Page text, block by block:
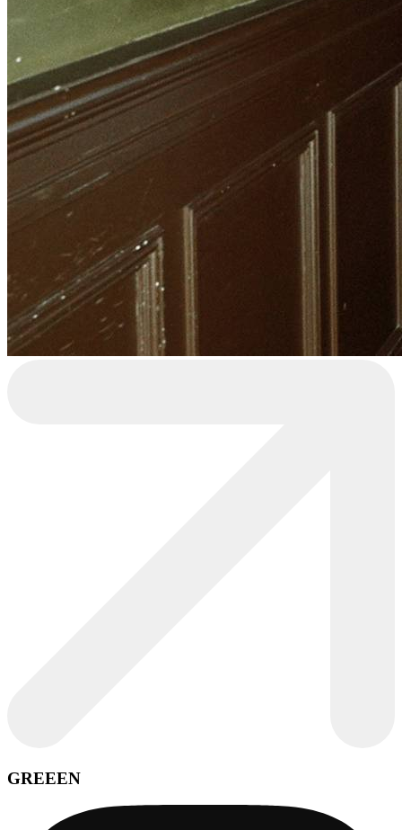
GREEEN